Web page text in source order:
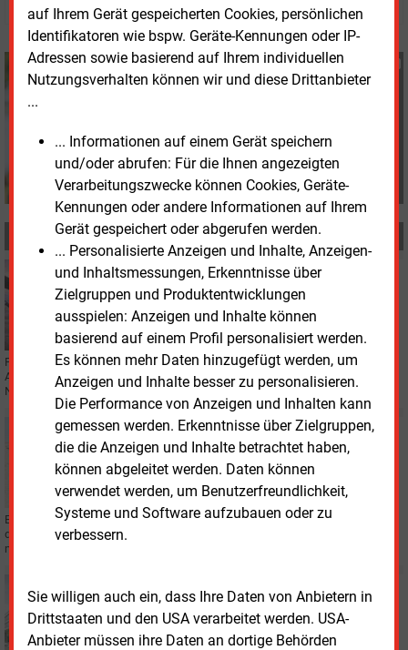
auf Ihrem Gerät gespeicherten Cookies, persönlichen
Identifikatoren wie bspw. Geräte-Kennungen oder IP-
Adressen sowie basierend auf Ihrem individuellen
Nutzungsverhalten können wir und diese Drittanbieter
...
... Informationen auf einem Gerät speichern
und/oder abrufen: Für die Ihnen angezeigten
Verarbeitungszwecke können Cookies, Geräte-
Kennungen oder andere Informationen auf Ihrem
Gerät gespeichert oder abgerufen werden.
... Personalisierte Anzeigen und Inhalte, Anzeigen-
und Inhaltsmessungen, Erkenntnisse über
Zielgruppen und Produktentwicklungen
ausspielen: Anzeigen und Inhalte können
basierend auf einem Profil personalisiert werden.
Es können mehr Daten hinzugefügt werden, um
Anzeigen und Inhalte besser zu personalisieren.
Die Performance von Anzeigen und Inhalten kann
gemessen werden. Erkenntnisse über Zielgruppen,
die die Anzeigen und Inhalte betrachtet haben,
können abgeleitet werden. Daten können
verwendet werden, um Benutzerfreundlichkeit,
Systeme und Software aufzubauen oder zu
verbessern.
Sie willigen auch ein, dass Ihre Daten von Anbietern in
Drittstaaten und den USA verarbeitet werden. USA-
Anbieter müssen ihre Daten an dortige Behörden
Susanne Harmsen
+49 (0) 151 28207503
MEHR ZUM THEMA
Donnerstag, 23.04.2026, 16:09
STROMNETZ
Netzbetreiber wollen bei Offshore-Kabeln
kooperieren
Fünf europäische Übertragungsnetzbetreiber haben in Madrid eine
Absichtserklärung zur Kooperation bei Offshore-Kabelprojekten in der
Nordsee unterzeichnet.
Mittwoch, 1.04.2026, 12:20
STROMNETZ
Amprion bindet Offshore-Strom über Leerrohre an
Ein geplantes Offshore-Netzanbindungssystem (ONAS) wird größtenteils in
den bereits geplanten Leerrohren von Korridor B realisiert, wie Amprion
mitteilt.
STROMNETZ
Allianz investiert ins deutsche Stromnetz